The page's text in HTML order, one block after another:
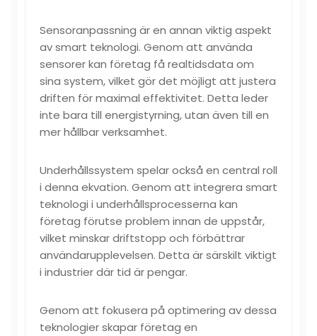
Sensoranpassning är en annan viktig aspekt
av smart teknologi. Genom att använda
sensorer kan företag få realtidsdata om
sina system, vilket gör det möjligt att justera
driften för maximal effektivitet. Detta leder
inte bara till energistyrning, utan även till en
mer hållbar verksamhet.
Underhållssystem spelar också en central roll
i denna ekvation. Genom att integrera smart
teknologi i underhållsprocesserna kan
företag förutse problem innan de uppstår,
vilket minskar driftstopp och förbättrar
användarupplevelsen. Detta är särskilt viktigt
i industrier där tid är pengar.
Genom att fokusera på optimering av dessa
teknologier skapar företag en